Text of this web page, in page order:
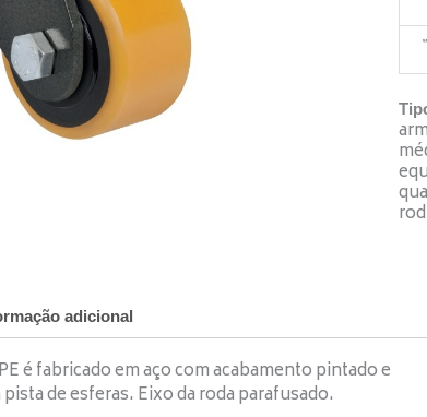
adicional
é fabricado em aço com acabamento pintado e
de esferas. Eixo da roda parafusado.